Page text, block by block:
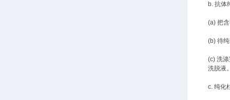
b. 抗体
(a) 把
(b) 待
(c) 洗
洗脱液
c. 纯化